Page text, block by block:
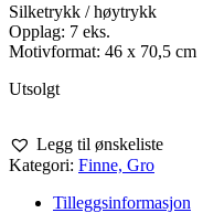
Silketrykk / høytrykk
Opplag: 7 eks.
Motivformat: 46 x 70,5 cm
Utsolgt
Legg til ønskeliste
Kategori: Finne, Gro
Tilleggsinformasjon